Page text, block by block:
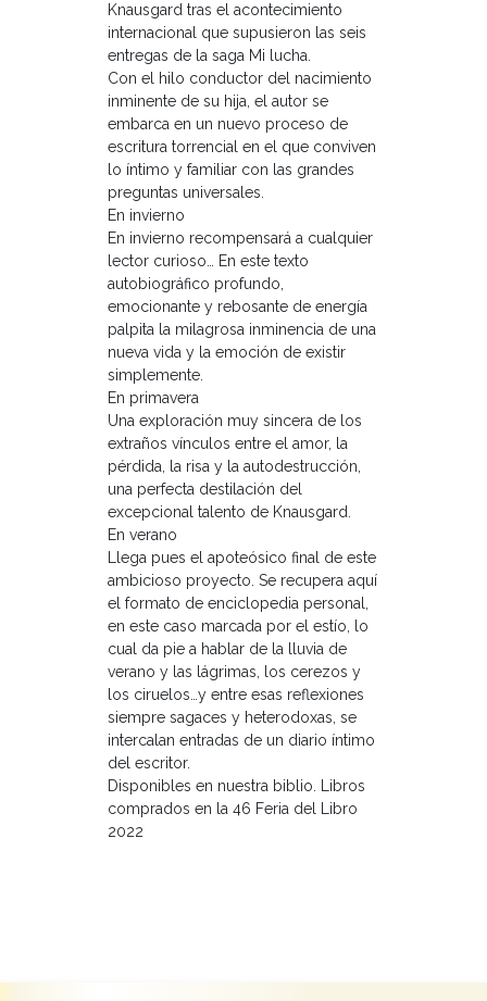
Knausgard tras el acontecimiento
internacional que supusieron las seis
entregas de la saga Mi lucha.
Con el hilo conductor del nacimiento
inminente de su hija, el autor se
embarca en un nuevo proceso de
escritura torrencial en el que conviven
lo íntimo y familiar con las grandes
preguntas universales.
En invierno
En invierno recompensará a cualquier
lector curioso… En este texto
autobiográfico profundo,
emocionante y rebosante de energía
palpita la milagrosa inminencia de una
nueva vida y la emoción de existir
simplemente.
En primavera
Una exploración muy sincera de los
extraños vínculos entre el amor, la
pérdida, la risa y la autodestrucción,
una perfecta destilación del
excepcional talento de Knausgard.
En verano
Llega pues el apoteósico final de este
ambicioso proyecto. Se recupera aquí
el formato de enciclopedia personal,
en este caso marcada por el estío, lo
cual da pie a hablar de la lluvia de
verano y las lágrimas, los cerezos y
los ciruelos…y entre esas reflexiones
siempre sagaces y heterodoxas, se
intercalan entradas de un diario íntimo
del escritor.
Disponibles en nuestra biblio. Libros
comprados en la 46 Feria del Libro
2022